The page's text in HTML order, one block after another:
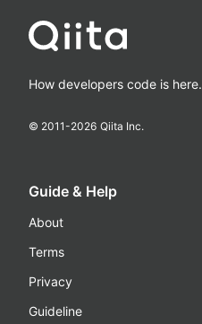
How developers code is here.
© 2011-2026 Qiita Inc.
Guide & Help
About
Terms
Privacy
Guideline